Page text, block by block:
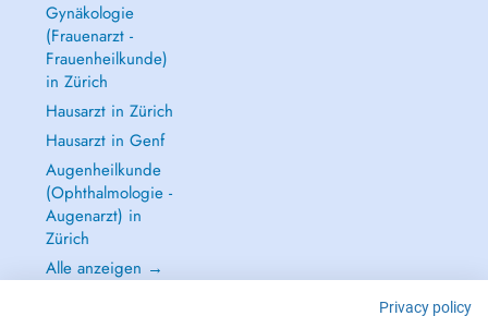
Gynäkologie
(Frauenarzt -
Frauenheilkunde)
in Zürich
Hausarzt in Zürich
Hausarzt in Genf
Augenheilkunde
(Ophthalmologie -
Augenarzt) in
Zürich
Alle anzeigen →
Privacy policy